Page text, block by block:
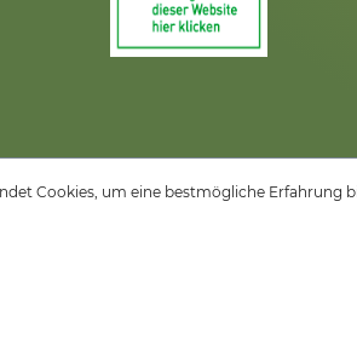
Cookies, um eine bestmögliche Erfahrung